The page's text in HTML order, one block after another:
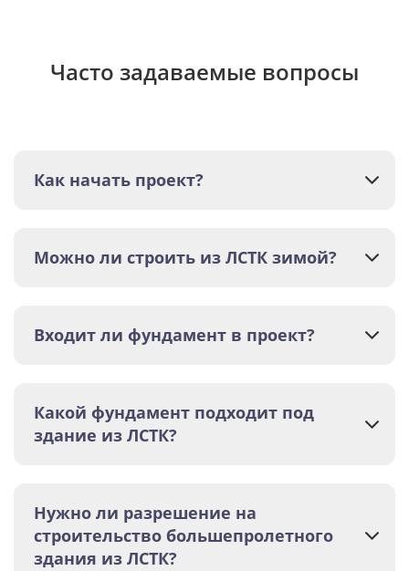
Часто задаваемые вопросы
Как начать проект?
Можно ли строить из ЛСТК зимой?
Входит ли фундамент в проект?
Какой фундамент подходит под
здание из ЛСТК?
Нужно ли разрешение на
строительство большепролетного
здания из ЛСТК?